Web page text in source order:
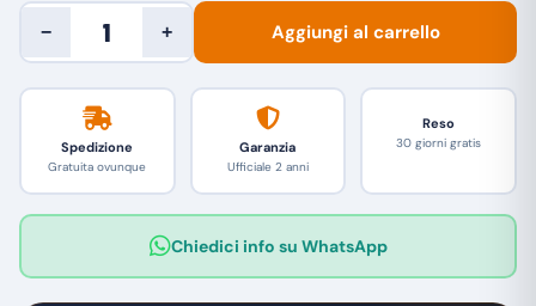
− + Aggiungi al carrello
Spedizione
Gratuita ovunque
Garanzia
Ufficiale 2 anni
Reso
30 giorni gratis
Chiedici info su WhatsApp